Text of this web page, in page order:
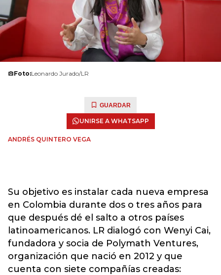
Foto:Leonardo Jurado/LR
GUARDAR
UNIRSE A WHATSAPP
ANDRÉS QUINTERO VEGA
Su objetivo es instalar cada nueva empresa
en Colombia durante dos o tres años para
que después dé el salto a otros países
latinoamericanos. LR dialogó con Wenyi Cai,
fundadora y socia de Polymath Ventures,
organización que nació en 2012 y que
cuenta con siete compañías creadas: